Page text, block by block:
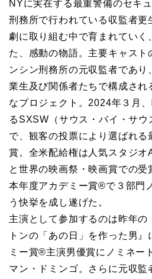
NYに実在する最重警備のセキ
刑務所で行われている収監者更
劇に取り組む中で育まれていく
た、感動の物語。主要キャスト
ンシン刑務所の元収監者であり
業生及び関係者たちで構成され
なプロジェクト。2024年３月
るSXSW（サウス・バイ・サウ
で、観客の投票により選ばれる
賞。全米配給権は人気スタジオ
と世界の映画祭・映画賞での受
本年度アカデミー賞®で３部門
う快挙を成し遂げた。
主演として参加するのは昨年の
トンの「あの日」を作った男
ミー賞®主演男優賞にノミネー
マン・ドミンゴ。さらに元収監